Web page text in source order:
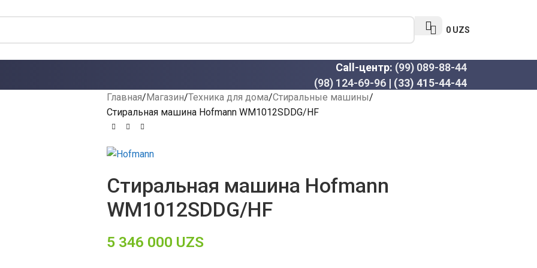
0 UZS
Call-центр: (99) 089-88-44
(98) 124-69-96 | (33) 415-44-44
Главная Магазин Техника для дома Стиральные машины
Стиральная машина Hofmann WM1012SDDG/HF
Стиральная машина Hofmann
WM1012SDDG/HF
5 346 000 UZS